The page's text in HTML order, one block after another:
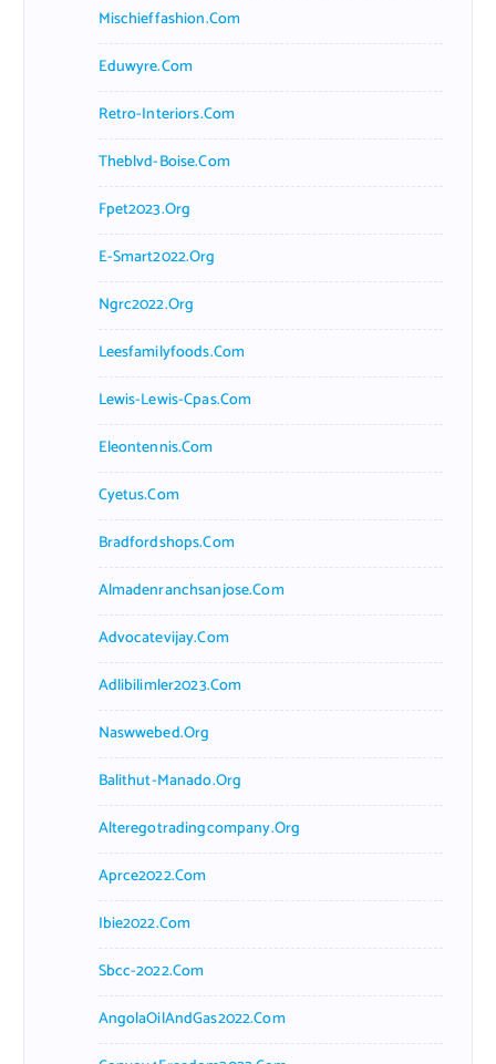
Mischieffashion.com
Eduwyre.com
Retro-Interiors.com
Theblvd-Boise.com
Fpet2023.org
E-Smart2022.org
Ngrc2022.org
Leesfamilyfoods.com
Lewis-Lewis-Cpas.com
Eleontennis.com
Cyetus.com
Bradfordshops.com
Almadenranchsanjose.com
Advocatevijay.com
Adlibilimler2023.com
Naswwebed.org
Balithut-Manado.org
Alteregotradingcompany.org
Aprce2022.com
Ibie2022.com
Sbcc-2022.com
AngolaOilAndGas2022.com